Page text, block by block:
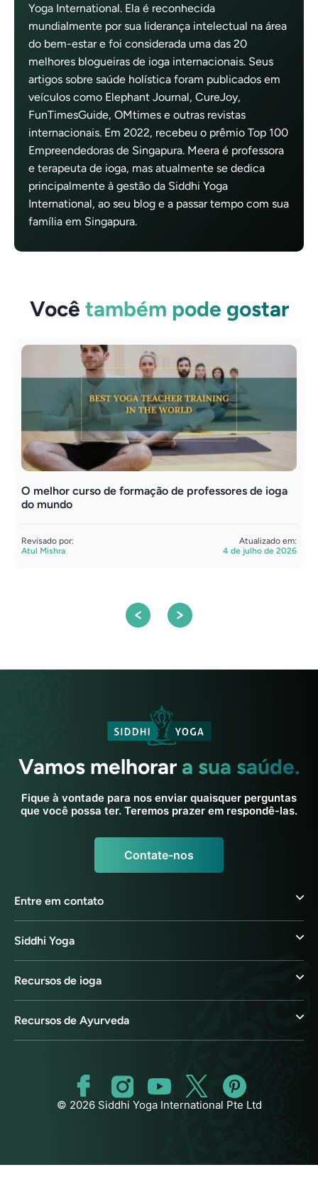
Yoga International. Ela é reconhecida
mundialmente por sua liderança intelectual na área
do bem-estar e foi considerada uma das 20
melhores blogueiras de ioga internacionais. Seus
artigos sobre saúde holística foram publicados em
veículos como Elephant Journal, CureJoy,
FunTimesGuide, OMtimes e outras revistas
internacionais. Em 2022, recebeu o prêmio Top 100
Empreendedoras de Singapura. Meera é professora
e terapeuta de ioga, mas atualmente se dedica
principalmente à gestão da Siddhi Yoga
International, ao seu blog e a passar tempo com sua
família em Singapura.
Você também pode gostar
O melhor curso de formação de professores de ioga
do mundo
Revisado por:
Atul Mishra
Atualizado em:
4 de julho de 2026
Vamos melhorar a sua saúde.
Fique à vontade para nos enviar quaisquer perguntas
que você possa ter. Teremos prazer em respondê-las.
Contate-nos
Entre em contato
Siddhi Yoga
Recursos de ioga
Recursos de Ayurveda
© 2026 Siddhi Yoga International Pte Ltd